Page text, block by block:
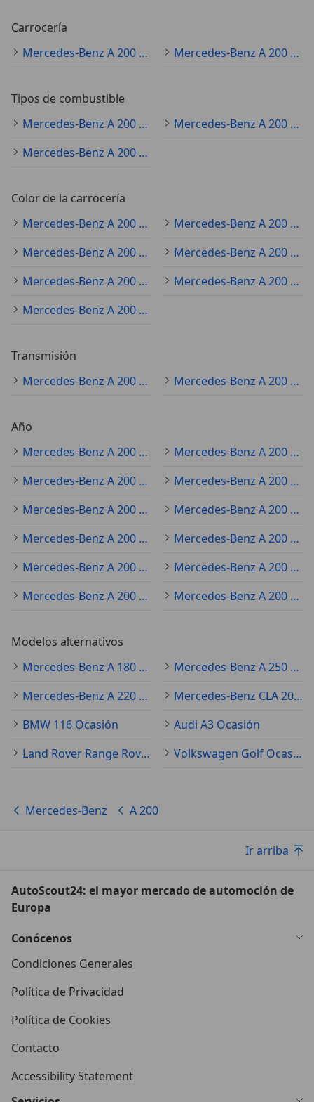
Carrocería
Mercedes-Benz A 200 sedán
Mercedes-Benz A 200 coche pequeño
Tipos de combustible
Mercedes-Benz A 200 diésel
Mercedes-Benz A 200 gasolina
Mercedes-Benz A 200 electro/gasolina
Color de la carrocería
Mercedes-Benz A 200 blanco
Mercedes-Benz A 200 gris
Mercedes-Benz A 200 negro
Mercedes-Benz A 200 rojo
Mercedes-Benz A 200 azul
Mercedes-Benz A 200 plateado
Mercedes-Benz A 200 amarillo
Transmisión
Mercedes-Benz A 200 automático
Mercedes-Benz A 200 manual
Año
Mercedes-Benz A 200 2022
Mercedes-Benz A 200 2018
Mercedes-Benz A 200 2019
Mercedes-Benz A 200 2021
Mercedes-Benz A 200 2024
Mercedes-Benz A 200 2020
Mercedes-Benz A 200 2023
Mercedes-Benz A 200 2025
Mercedes-Benz A 200 2017
Mercedes-Benz A 200 2016
Mercedes-Benz A 200 2015
Mercedes-Benz A 200 2014
Modelos alternativos
Mercedes-Benz A 180 Ocasión
Mercedes-Benz A 250 Ocasión
Mercedes-Benz A 220 Ocasión
Mercedes-Benz CLA 200 Ocasión
BMW 116 Ocasión
Audi A3 Ocasión
Land Rover Range Rover Evoque Ocasión
Volkswagen Golf Ocasión
Mercedes-Benz A 200
Ir arriba
AutoScout24: el mayor mercado de automoción de
Europa
Conócenos
Condiciones Generales
Política de Privacidad
Política de Cookies
Contacto
Accessibility Statement